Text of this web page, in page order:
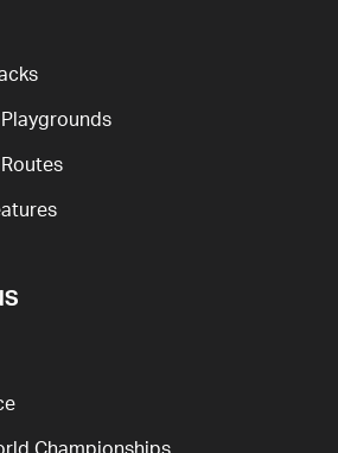
Championships